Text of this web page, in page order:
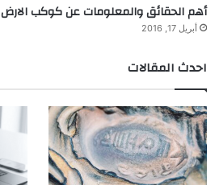
أهم الحقائق والمعلومات عن كوكب الارض
أبريل 17, 2016
احدث المقالات